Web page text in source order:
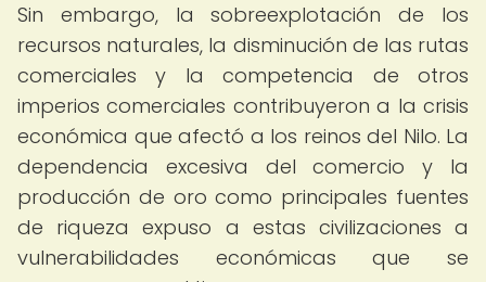
Sin embargo, la sobreexplotación de los
recursos naturales, la disminución de las rutas
comerciales y la competencia de otros
imperios comerciales contribuyeron a la crisis
económica que afectó a los reinos del Nilo. La
dependencia excesiva del comercio y la
producción de oro como principales fuentes
de riqueza expuso a estas civilizaciones a
vulnerabilidades económicas que se